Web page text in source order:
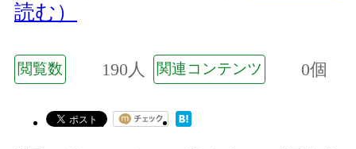
読む）
閲覧数 190人 関連コンテンツ 0個